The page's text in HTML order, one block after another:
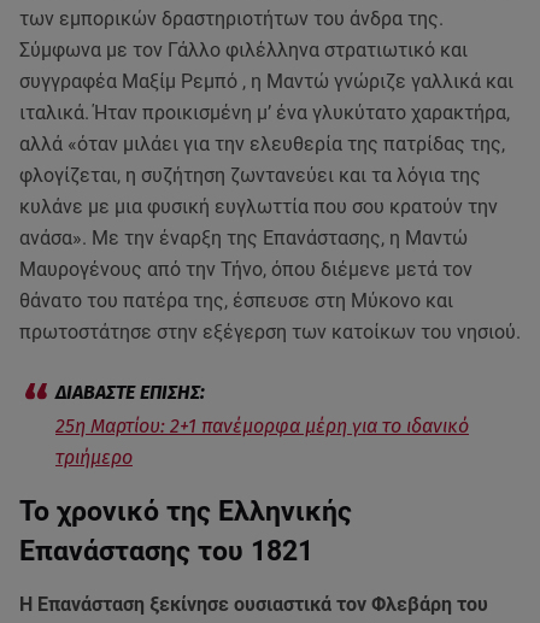
των εμπορικών δραστηριοτήτων του άνδρα της.
Σύμφωνα με τον Γάλλο φιλέλληνα στρατιωτικό και
συγγραφέα Μαξίμ Ρεμπό , η Μαντώ γνώριζε γαλλικά και
ιταλικά. Ήταν προικισμένη μ’ ένα γλυκύτατο χαρακτήρα,
αλλά «όταν μιλάει για την ελευθερία της πατρίδας της,
φλογίζεται, η συζήτηση ζωντανεύει και τα λόγια της
κυλάνε με μια φυσική ευγλωττία που σου κρατούν την
ανάσα». Με την έναρξη της Επανάστασης, η Μαντώ
Μαυρογένους από την Τήνο, όπου διέμενε μετά τον
θάνατο του πατέρα της, έσπευσε στη Μύκονο και
πρωτοστάτησε στην εξέγερση των κατοίκων του νησιού.
25η Μαρτίου: 2+1 πανέμορφα μέρη για το ιδανικό
τριήμερο
Το χρονικό της Ελληνικής
Επανάστασης του 1821
Η Επανάσταση ξεκίνησε ουσιαστικά τον Φλεβάρη του